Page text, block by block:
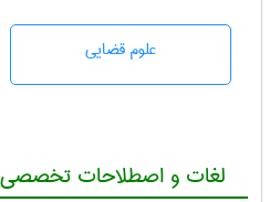
علوم قضایی
لغات و اصطلاحات تخصصی